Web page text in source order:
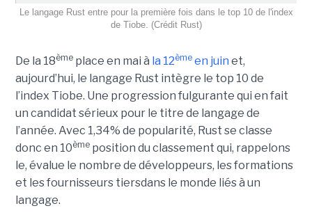
Le langage Rust entre pour la première fois dans le top 10 de l'index
de Tiobe. (Crédit Rust)
De la 18èmeplace en mai à la 12èmeen juin et,
aujourd’hui, le langage Rust intègre le top 10 de
l’index Tiobe. Une progression fulgurante qui en fait
un candidat sérieux pour le titre de langage de
l’année. Avec 1,34% de popularité, Rust se classe
donc en 10èmeposition du classement qui, rappelons
le, évalue le nombre de développeurs, les formations
et les fournisseurs tiersdans le monde liés à un
langage.